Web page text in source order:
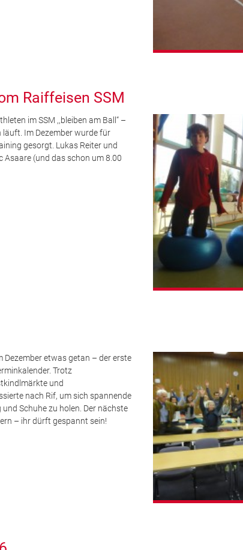
Raiffeisen SSM
im SSM ,,bleiben am Ball“ –
Im Dezember wurde für
gesorgt. Lukas Reiter und
(und das schon um 8.00
Dezember etwas getan – der erste
Trotz
und
nach Rif, um sich spannende
Schuhe zu holen. Der nächste
– ihr dürft gespannt sein!